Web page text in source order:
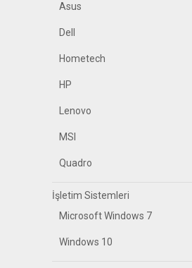
Asus
Dell
Hometech
HP
Lenovo
MSI
Quadro
İşletim Sistemleri
Microsoft Windows 7
Windows 10